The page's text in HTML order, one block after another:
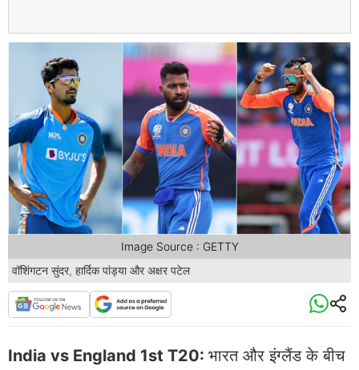
वॉशिंगटन सुंदर, हार्दिक पांड्या और अक्षर पटेल
Image Source : GETTY
India vs England 1st T20: भारत और इंग्लैंड के बीच